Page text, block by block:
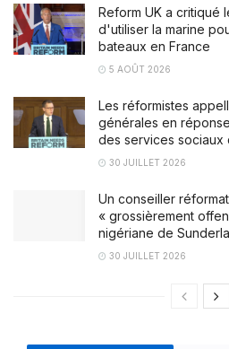
Reform UK a critiqué
d'utiliser la marine
bateaux en France
5 AOÛT 2026
Les réformistes
générales en
des services sociaux
30 JUILLET 2026
Un conseiller
« grossièrement
nigériane de
30 JUILLET 2026